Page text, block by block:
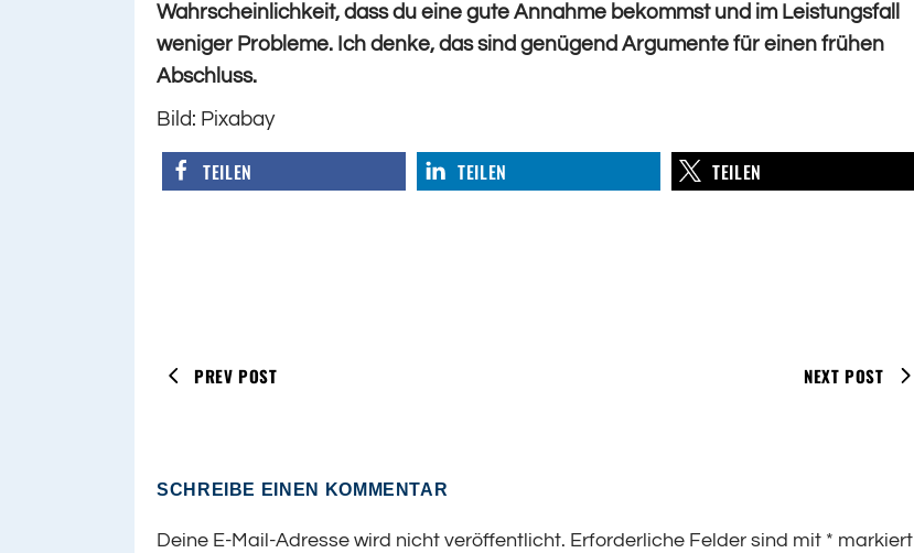
Wahrscheinlichkeit, dass du eine gute Annahme bekommst und im Leistungsfall
weniger Probleme. Ich denke, das sind genügend Argumente für einen frühen
Abschluss.
Bild: Pixabay
TEILEN TEILEN TEILEN
PREV POST NEXT POST
SCHREIBE EINEN KOMMENTAR
Deine E-Mail-Adresse wird nicht veröffentlicht. Erforderliche Felder sind mit * markiert